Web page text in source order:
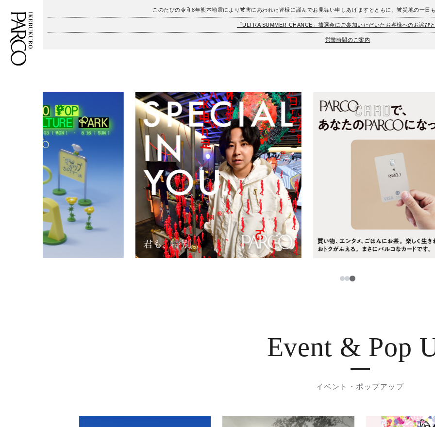
このたびの令和8年熊本地震により被害にあわれた皆様に謹んでお見舞い申しあげますとともに、被災地の一日
「ULTRA SUMMER CHANCE」抽選会にご参加いただいたお客様へのお詫び
営業時間のご案内
イベント・ポップアップ
ニュース
レストラン・カフェ
TAX FREE
PARCOメンバーズ
簡体字
한국어
ภาษาไทย
日本語
123
Event & Pop
イベント・ポップアップ